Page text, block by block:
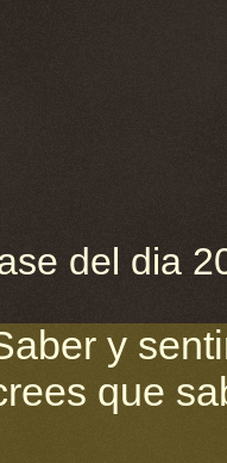
del dia
y
que